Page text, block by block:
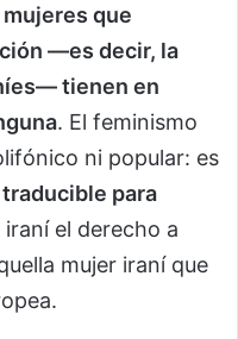
que
—es decir, la
tienen en
. El feminismo
ni popular: es
para
iraní el derecho a
mujer iraní que